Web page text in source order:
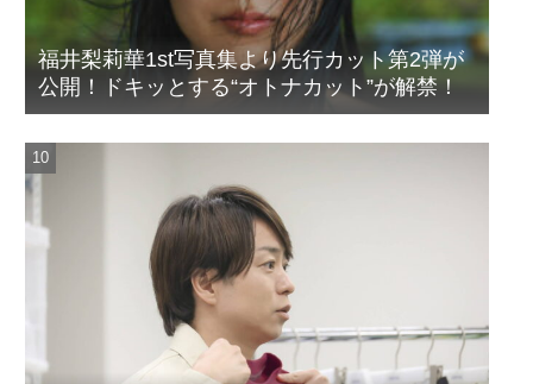
福井梨莉華1st写真集より先行カット第2弾が
公開！ドキッとする“オトナカット”が解禁！